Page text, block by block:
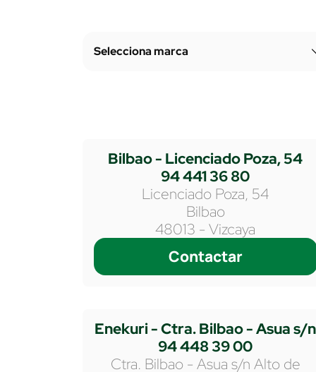
Bilbao - Licenciado Poza, 54
94 441 36 80
Licenciado Poza, 54
Bilbao
48013 - Vizcaya
Contactar
Enekuri - Ctra. Bilbao - Asua s/n
94 448 39 00
Ctra. Bilbao - Asua s/n Alto de